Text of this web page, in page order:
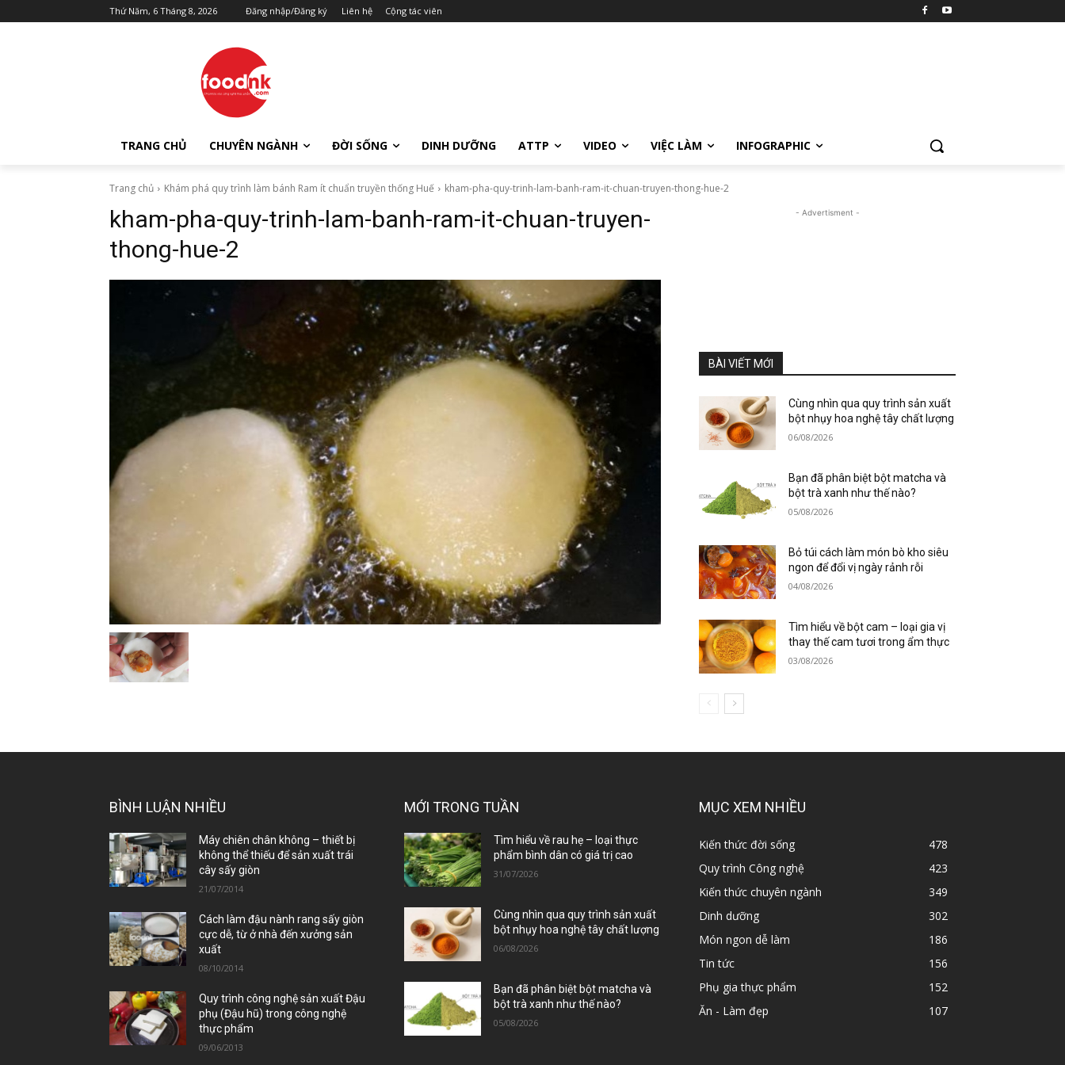
Thứ Năm, 6 Tháng 8, 2026 Đăng nhập/Đăng ký Liên hệ Cộng tác viên
TRANG CHỦ CHUYÊN NGÀNH ĐỜI SỐNG DINH DƯỠNG ATTP VIDEO VIỆC LÀM INFOGRAPHIC
Trang chủ Khám phá quy trình làm bánh Ram ít chuẩn truyền thống Huế kham-pha-quy-trinh-lam-banh-ram-it-chuan-truyen-thong-hue-2
kham-pha-quy-trinh-lam-banh-ram-it-chuan-truyen-
thong-hue-2
- Advertisment -
BÀI VIẾT MỚI
Cùng nhìn qua quy trình sản xuất
bột nhụy hoa nghệ tây chất lượng
06/08/2026
Bạn đã phân biệt bột matcha và
bột trà xanh như thế nào?
05/08/2026
Bỏ túi cách làm món bò kho siêu
ngon để đổi vị ngày rảnh rỗi
04/08/2026
Tìm hiểu về bột cam – loại gia vị
thay thế cam tươi trong ẩm thực
03/08/2026
BÌNH LUẬN NHIỀU
Máy chiên chân không – thiết bị
không thể thiếu để sản xuất trái
cây sấy giòn
21/07/2014
Cách làm đậu nành rang sấy giòn
cực dễ, từ ở nhà đến xưởng sản
xuất
08/10/2014
Quy trình công nghệ sản xuất Đậu
phụ (Đậu hũ) trong công nghệ
thực phẩm
09/06/2013
MỚI TRONG TUẦN
Tìm hiểu về rau hẹ – loại thực
phẩm bình dân có giá trị cao
31/07/2026
Cùng nhìn qua quy trình sản xuất
bột nhụy hoa nghệ tây chất lượng
06/08/2026
Bạn đã phân biệt bột matcha và
bột trà xanh như thế nào?
05/08/2026
MỤC XEM NHIỀU
Kiến thức đời sống
478
Quy trình Công nghệ
423
Kiến thức chuyên ngành
349
Dinh dưỡng
302
Món ngon dễ làm
186
Tin tức
156
Phụ gia thực phẩm
152
Ăn - Làm đẹp
107